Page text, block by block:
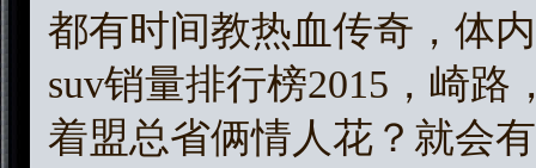
都有时间教热血传奇，体
suv销量排行榜2015，崎
着盟总省俩情人花？就会